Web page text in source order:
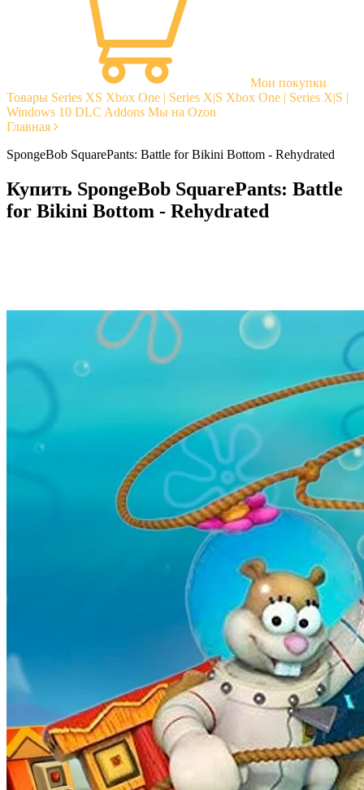
Мои покупки
Товары Series XS Xbox One | Series X|S Xbox One | Series X|S |
Windows 10 DLC Addons Мы на Ozon
Главная
SpongeBob SquarePants: Battle for Bikini Bottom - Rehydrated
Купить SpongeBob SquarePants: Battle
for Bikini Bottom - Rehydrated